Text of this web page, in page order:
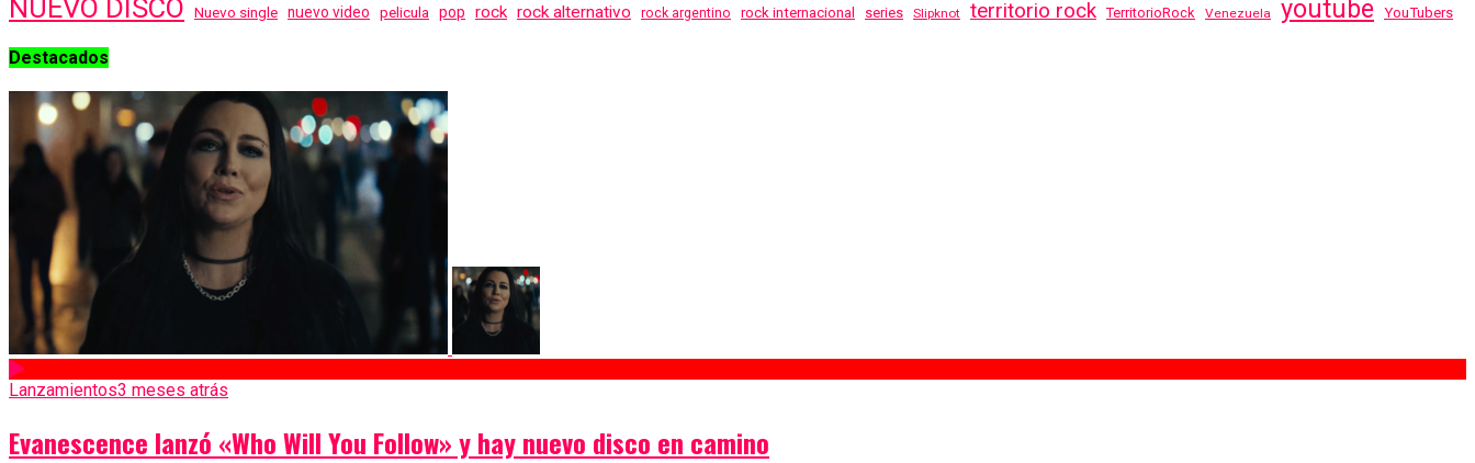
NUEVO DISCO Nuevo single nuevo video pelicula pop rock rock alternativo rock argentino rock internacional series Slipknot territorio rock TerritorioRock Venezuela youtube YouTubers
Destacados
Lanzamientos3 meses atrás
Evanescence lanzó «Who Will You Follow» y hay nuevo disco en camino